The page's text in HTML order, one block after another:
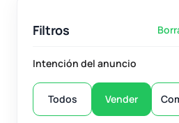
Filtros
Intención del anuncio
Todos Vender